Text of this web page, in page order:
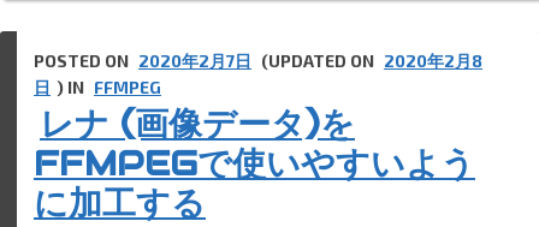
レナ (画像データ)を
FFMPEGで使いやすいよう
に加工する
POSTED ON 2020年2月7日 (UPDATED ON 2020年2月8
日 ) IN FFMPEG